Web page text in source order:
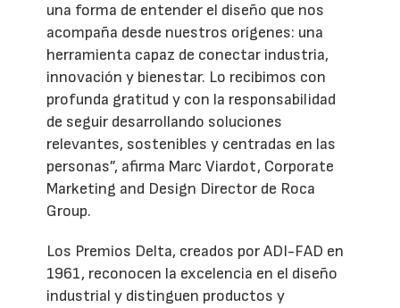
una forma de entender el diseño que nos
acompaña desde nuestros orígenes: una
herramienta capaz de conectar industria,
innovación y bienestar. Lo recibimos con
profunda gratitud y con la responsabilidad
de seguir desarrollando soluciones
relevantes, sostenibles y centradas en las
personas”, afirma Marc Viardot, Corporate
Marketing and Design Director de Roca
Group.
Los Premios Delta, creados por ADI-FAD en
1961, reconocen la excelencia en el diseño
industrial y distinguen productos y